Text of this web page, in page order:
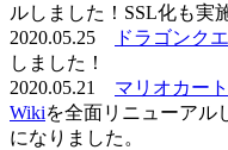
ルしました！SSL化も実
2020.05.25
ドラゴンク
しました！
2020.05.21 マリオカー
Wikiを全面リニューアル
になりました。